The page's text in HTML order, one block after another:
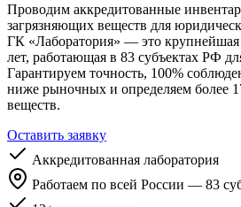
Проводим аккредитованные
загрязняющих веществ для
ГК «Лаборатория» — это крупнейшая
лет, работающая в 83 субъектах РФ
Гарантируем точность, 100%
ниже рыночных и определяем более
веществ.
Оставить заявку
Аккредитованная лаборатория
Работаем по всей России — 83